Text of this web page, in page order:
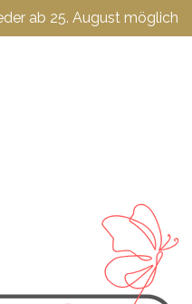
ab 25. August möglich